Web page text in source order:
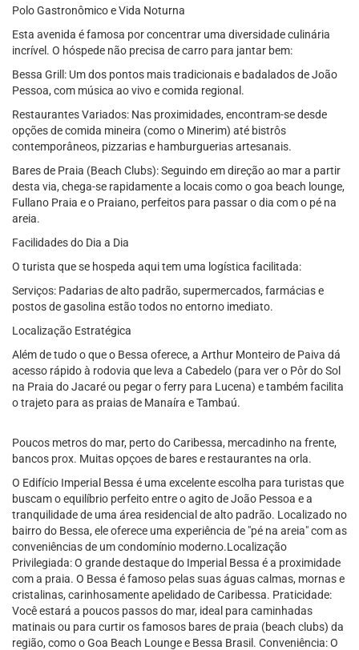
Polo Gastronômico e Vida Noturna
Esta avenida é famosa por concentrar uma diversidade culinária
incrível. O hóspede não precisa de carro para jantar bem:
Bessa Grill: Um dos pontos mais tradicionais e badalados de João
Pessoa, com música ao vivo e comida regional.
Restaurantes Variados: Nas proximidades, encontram-se desde
opções de comida mineira (como o Minerim) até bistrôs
contemporâneos, pizzarias e hamburguerias artesanais.
Bares de Praia (Beach Clubs): Seguindo em direção ao mar a partir
desta via, chega-se rapidamente a locais como o goa beach lounge,
Fullano Praia e o Praiano, perfeitos para passar o dia com o pé na
areia.
Facilidades do Dia a Dia
O turista que se hospeda aqui tem uma logística facilitada:
Serviços: Padarias de alto padrão, supermercados, farmácias e
postos de gasolina estão todos no entorno imediato.
Localização Estratégica
Além de tudo o que o Bessa oferece, a Arthur Monteiro de Paiva dá
acesso rápido à rodovia que leva a Cabedelo (para ver o Pôr do Sol
na Praia do Jacaré ou pegar o ferry para Lucena) e também facilita
o trajeto para as praias de Manaíra e Tambaú.
Poucos metros do mar, perto do Caribessa, mercadinho na frente,
bancos prox. Muitas opçoes de bares e restaurantes na orla.
O Edifício Imperial Bessa é uma excelente escolha para turistas que
buscam o equilíbrio perfeito entre o agito de João Pessoa e a
tranquilidade de uma área residencial de alto padrão. Localizado no
bairro do Bessa, ele oferece uma experiência de "pé na areia" com as
conveniências de um condomínio moderno.Localização
Privilegiada: O grande destaque do Imperial Bessa é a proximidade
com a praia. O Bessa é famoso pelas suas águas calmas, mornas e
cristalinas, carinhosamente apelidado de Caribessa. Praticidade:
Você estará a poucos passos do mar, ideal para caminhadas
matinais ou para curtir os famosos bares de praia (beach clubs) da
região, como o Goa Beach Lounge e Bessa Brasil. Conveniência: O